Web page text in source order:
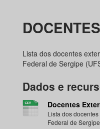
Lista dos docentes
Federal de Sergipe
Dados e
Docentes
Lista dos
Federal de